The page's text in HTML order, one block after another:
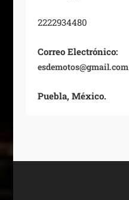
2222934480
Correo Electrónico:
esdemotos@gmail.com
Puebla, México.